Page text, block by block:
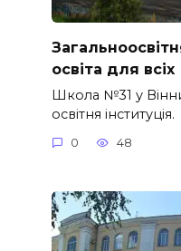
освіта для всіх
Школа №31 у
освітня інституція.
0 48